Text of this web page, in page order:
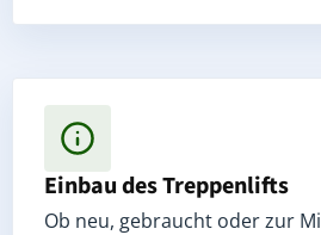
Einbau des Treppenlifts
Ob neu, gebraucht oder zur